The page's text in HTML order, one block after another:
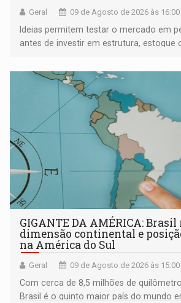
Geral 09 de Agosto de 2026 às 16:00
Ideias permitem testar o mercado em
antes de investir em estrutura, estoque
GIGANTE DA AMÉRICA: Brasil
dimensão continental e
na América do Sul
Geral 09 de Agosto de 2026 às 15:00
Com cerca de 8,5 milhões de
Brasil é o quinto maior país do mundo